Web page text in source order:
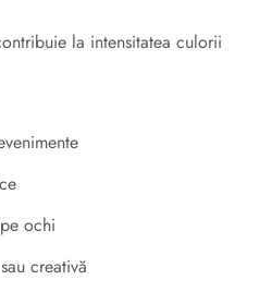
la intensitatea culorii
ochi
creativă